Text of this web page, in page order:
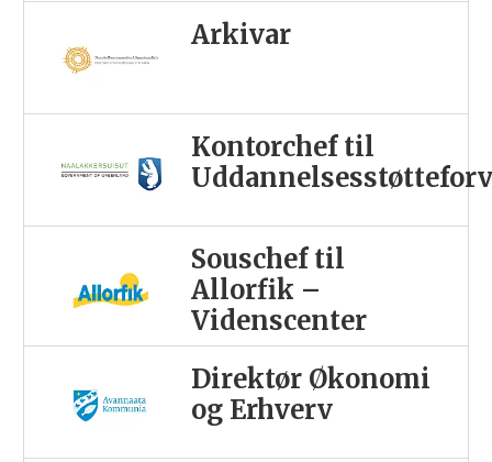
Arkivar
Kontorchef til
Souschef til
Allorfik –
Videnscenter
Direktør Økonomi
og Erhverv